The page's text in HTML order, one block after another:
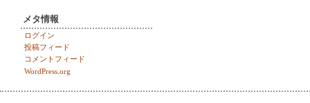
メタ情報
ログイン
投稿フィード
コメントフィード
WordPress.org